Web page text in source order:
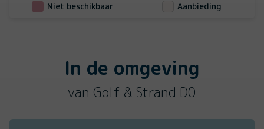
Niet beschikbaar
Aanbieding
In de omgeving
van Golf & Strand D0